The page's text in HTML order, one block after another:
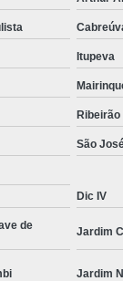
Moda
Moda
Moda
Roupas
Roupas
Itupeva
Ribeirão
São
Dic IV
de
Jardim
Jardim